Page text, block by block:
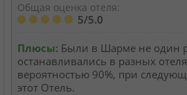
Общая оценка отеля:
5/5.0
Плюсы: Были в Шарме не один
останавливались в разных
вероятностью 90%, при
этот Отель.